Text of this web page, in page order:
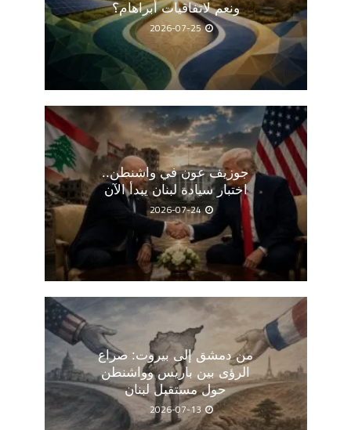
ونعم لاتفاقيات أبراهام؟
2026-07-25
جوزيف عون في واشنطن..
اختبار سيادة لبنان يبدأ الآن
2026-07-24
من دمشق إلى بيروت: صراع
الرؤى بين باريس وواشنطن
حول مستقبل لبنان
2026-07-13